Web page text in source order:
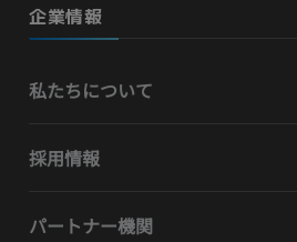
企業情報
私たちについて
採用情報
パートナー機関